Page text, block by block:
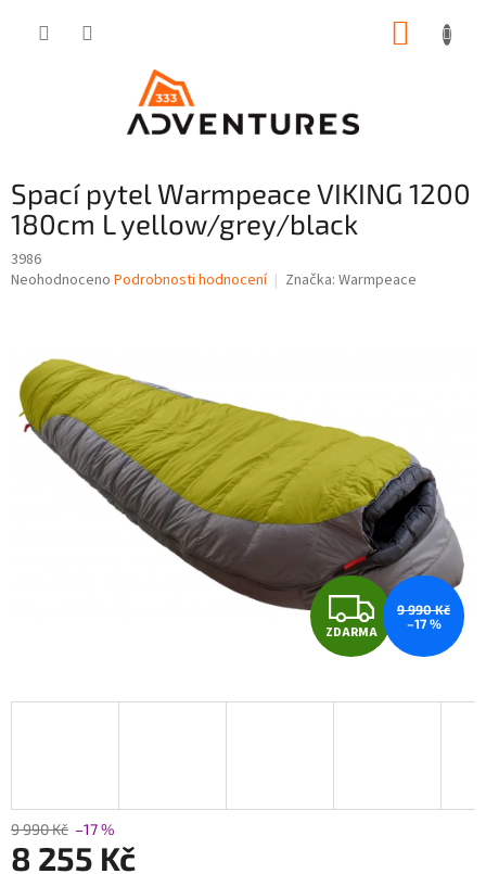
Spací pytel Warmpeace VIKING 1200
180cm L yellow/grey/black
3986
Průměrné
hvězdiček.
Neohodnoceno Podrobnosti hodnocení Značka: Warmpeace
Z
D
A
ZDARMA
9 990 Kč
–17 %
9 990 Kč –17 %
8 255 Kč